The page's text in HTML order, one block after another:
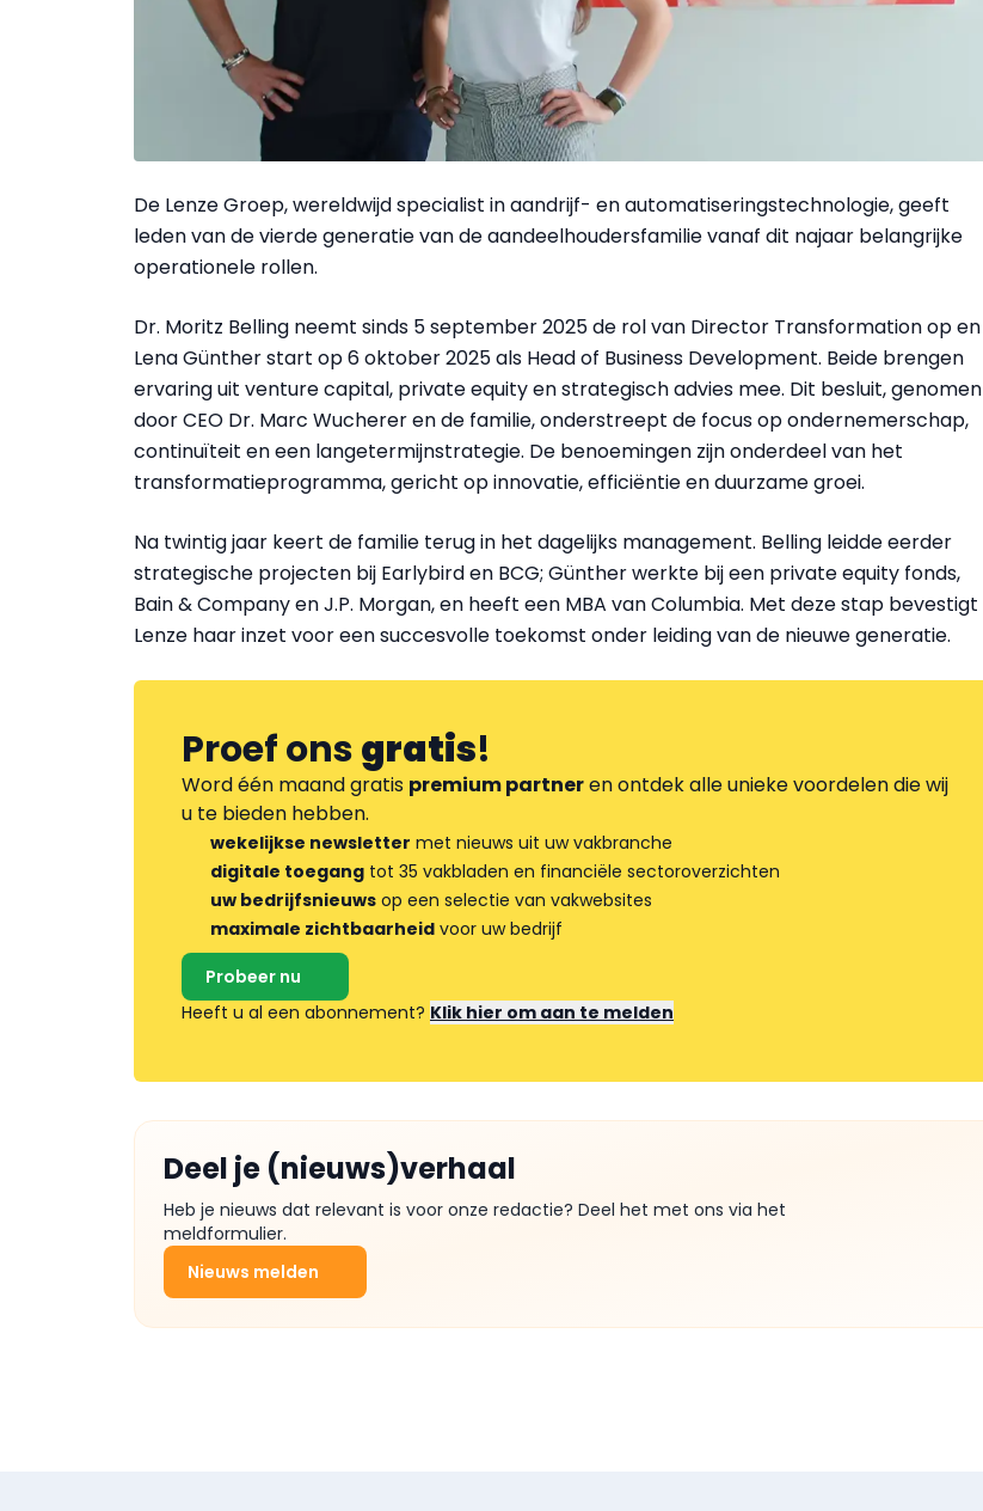
De Lenze Groep, wereldwijd specialist in aandrijf- en automatiseringstechnologie, geeft
leden van de vierde generatie van de aandeelhoudersfamilie vanaf dit najaar belangrijke
operationele rollen.
Dr. Moritz Belling neemt sinds 5 september 2025 de rol van Director Transformation op en
Lena Günther start op 6 oktober 2025 als Head of Business Development. Beide brengen
ervaring uit venture capital, private equity en strategisch advies mee. Dit besluit, genomen
door CEO Dr. Marc Wucherer en de familie, onderstreept de focus op ondernemerschap,
continuïteit en een langetermijnstrategie. De benoemingen zijn onderdeel van het
transformatieprogramma, gericht op innovatie, efficiëntie en duurzame groei.
Na twintig jaar keert de familie terug in het dagelijks management. Belling leidde eerder
strategische projecten bij Earlybird en BCG; Günther werkte bij een private equity fonds,
Bain & Company en J.P. Morgan, en heeft een MBA van Columbia. Met deze stap bevestigt
Lenze haar inzet voor een succesvolle toekomst onder leiding van de nieuwe generatie.
Proef onsgratis!
Word één maand gratis premium partneren ontdek alle unieke voordelen die wij
u te bieden hebben.
wekelijkse newsletter met nieuws uit uw vakbranche
digitale toegang tot 35 vakbladen en financiële sectoroverzichten
uw bedrijfsnieuws op een selectie van vakwebsites
maximale zichtbaarheid voor uw bedrijf
Probeer nu
Heeft u al een abonnement? Klik hier om aan te melden
Deel je (nieuws)verhaal
Heb je nieuws dat relevant is voor onze redactie? Deel het met ons via het
meldformulier.
Nieuws melden